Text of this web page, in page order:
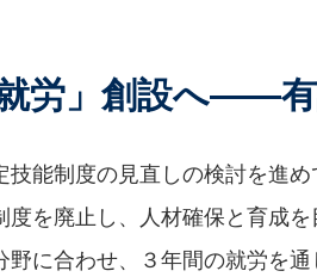
労」創設へ――
技能制度の見直しの検討を進
度を廃止し、人材確保と育成
野に合わせ、３年間の就労を